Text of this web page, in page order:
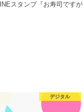
スタンプ『お寿司ですが
デジタル